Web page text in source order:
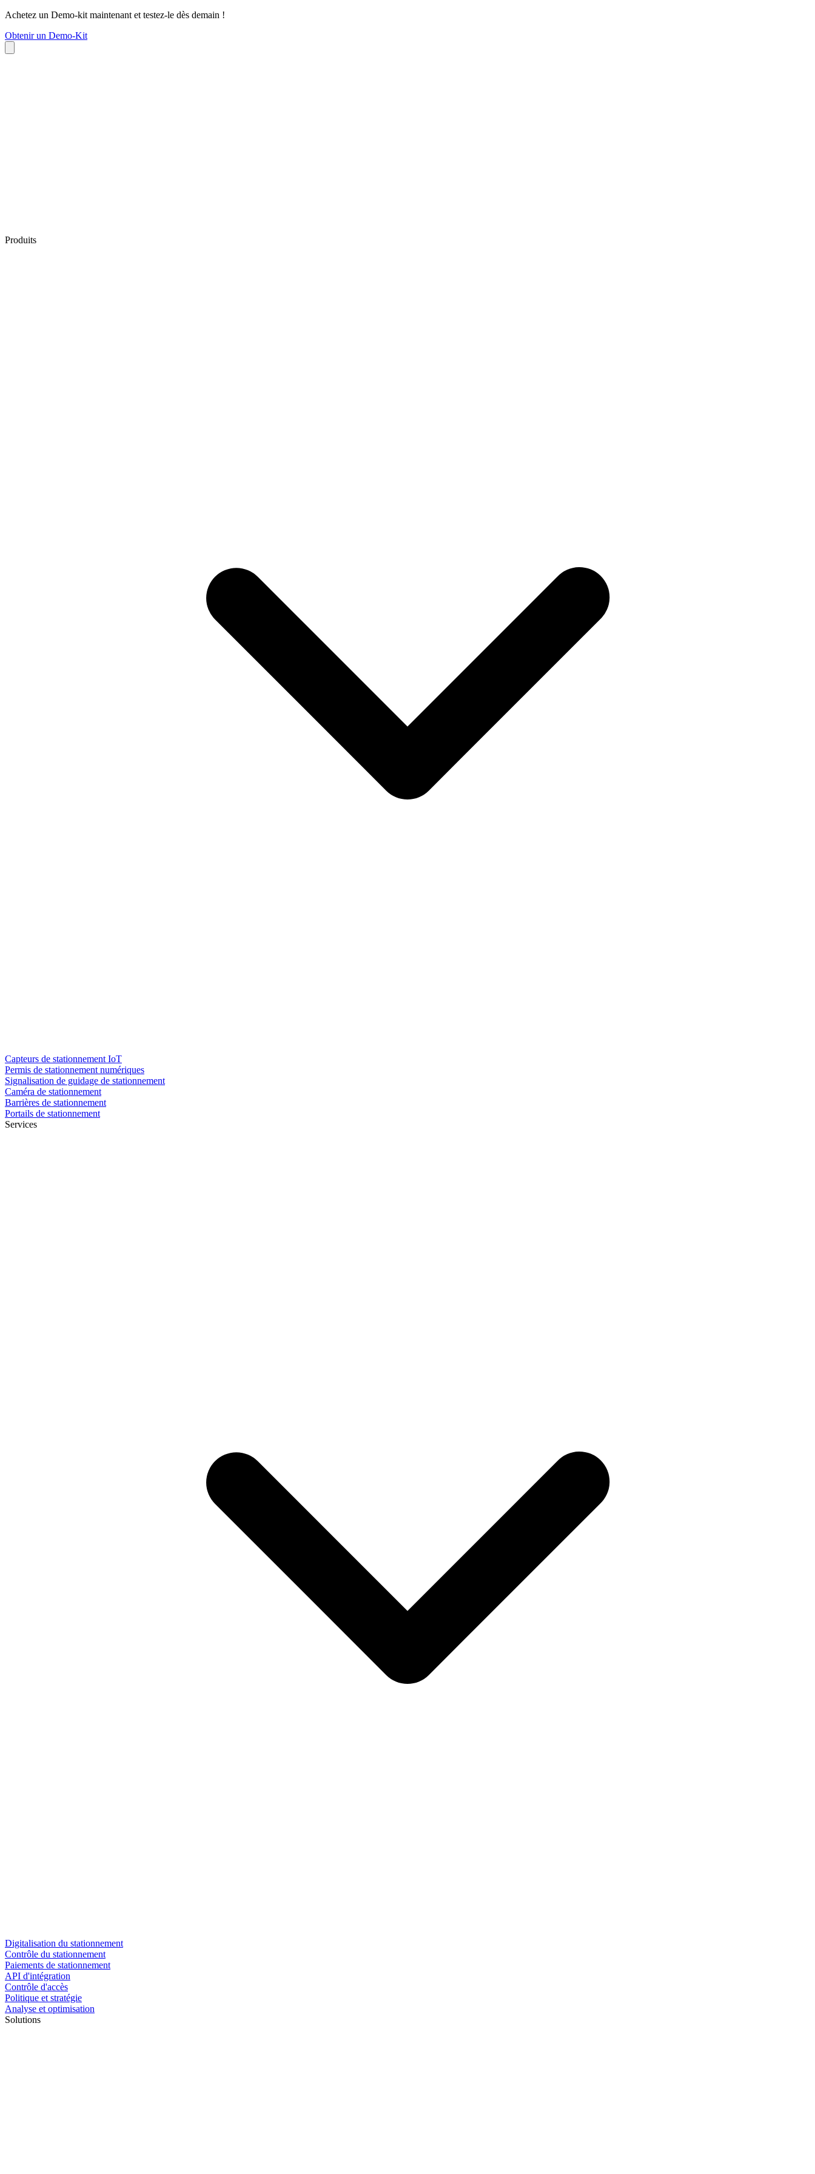
Achetez un Demo-kit maintenant et testez-le dès demain !
Obtenir un Demo-Kit
Produits
Capteurs de stationnement IoT
Permis de stationnement numériques
Signalisation de guidage de stationnement
Caméra de stationnement
Barrières de stationnement
Portails de stationnement
Services
Digitalisation du stationnement
Contrôle du stationnement
Paiements de stationnement
API d'intégration
Contrôle d'accès
Politique et stratégie
Analyse et optimisation
Solutions